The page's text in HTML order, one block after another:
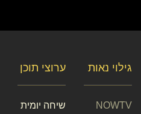
ערוצי תוכן
שיחה יומית
גילוי נאות
NOWTV